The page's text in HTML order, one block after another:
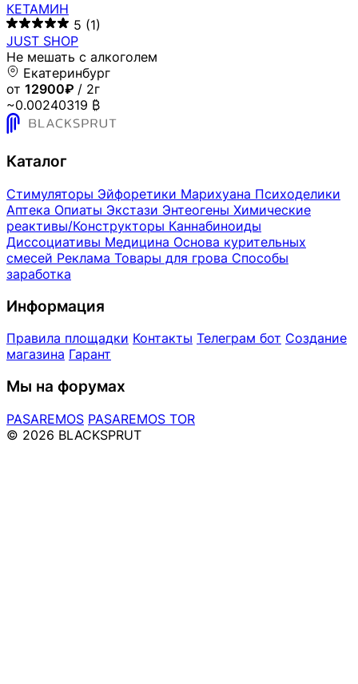
КЕТАМИН
5 (1)
JUST SHOP
Не мешать с алкоголем
Екатеринбург
от 12900₽ / 2г
~0.00240319 ₿
Каталог
Стимуляторы Эйфоретики Марихуана Психоделики
Аптека Опиаты Экстази Энтеогены Химические
реактивы/Конструкторы Каннабиноиды
Диссоциативы Медицина Основа курительных
смесей Реклама Товары для грова Способы
заработка
Информация
Правила площадки Контакты Телеграм бот Создание
магазина Гарант
Мы на форумах
PASAREMOS PASAREMOS TOR
© 2026 BLACKSPRUT